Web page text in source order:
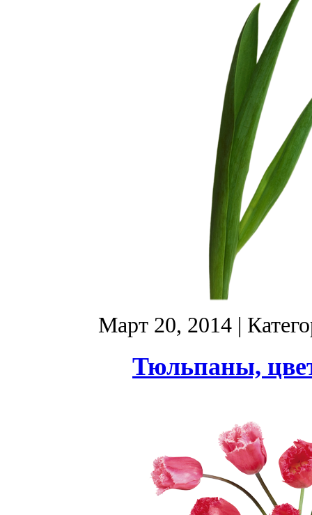
Март 20, 2014|
Тюльпаны,